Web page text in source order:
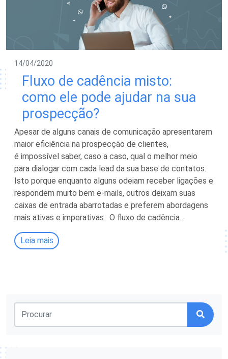
14/04/2020
Fluxo de cadência misto:
como ele pode ajudar na sua
prospecção?
Apesar de alguns canais de comunicação apresentarem
maior eficiência na prospecção de clientes,
é impossível saber, caso a caso, qual o melhor meio
para dialogar com cada lead da sua base de contatos.
Isto porque enquanto alguns odeiam receber ligações e
respondem muito bem e-mails, outros deixam suas
caixas de entrada abarrotadas e preferem abordagens
mais ativas e imperativas. O fluxo de cadência…
Leia mais